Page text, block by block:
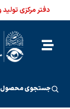
دفتر مرکزی تولید و
جستجوی محصول